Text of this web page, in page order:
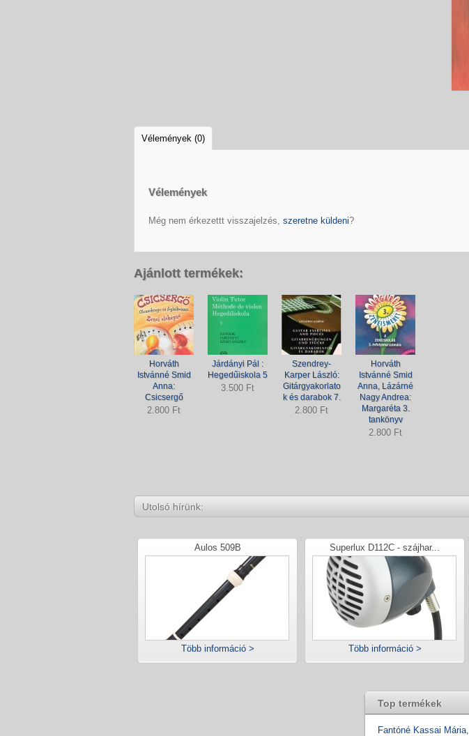
Vélemények (0)
Vélemények
Még nem érkezettt visszajelzés, szeretne küldeni?
Ajánlott termékek:
Horváth
Istvánné Smid
Anna:
Csicsergő
2.800 Ft
Járdányi Pál :
Hegedűiskola 5
3.500 Ft
Szendrey-
Karper László:
Gitárgyakorlato
k és darabok 7.
2.800 Ft
Horváth
Istvánné Smid
Anna, Lázárné
Nagy Andrea:
Margaréta 3.
tankönyv
2.800 Ft
Utolsó hírünk:
Aulos 509B
Több információ >
Superlux D112C - szájhar...
Több információ >
Top termékek
Fantóné Kassai Mária,